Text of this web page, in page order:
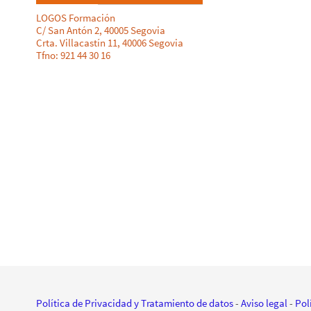
LOGOS Formación
C/ San Antón 2, 40005 Segovia
Crta. Villacastín 11, 40006 Segovia
Tfno: 921 44 30 16
Política de Privacidad y Tratamiento de datos- Aviso legal-